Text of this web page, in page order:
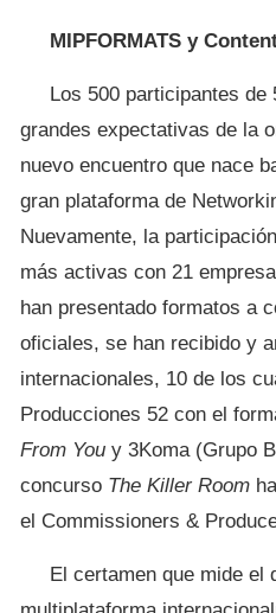
MIPFORMATS y
Los 500 participantes
grandes expectativas de la
nuevo encuentro que nace
gran plataforma de
Nuevamente, la
más activas con 21
han presentado formatos a
oficiales, se han recibido y
internacionales, 10 de los
Producciones 52 con el
From You y 3Koma (Grupo
concurso The Killer Room
el Commissioners &
El certamen que mide el